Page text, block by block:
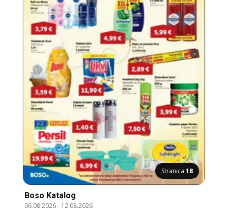
Stranica 18
Boso Katalog
06.08.2026- 12.08.2026